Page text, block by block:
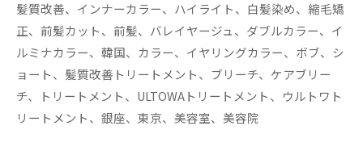
髪質改善、インナーカラー、ハイライト、白髪染め、縮毛矯
正、前髪カット、前髪、バレイヤージュ、ダブルカラー、イ
ルミナカラー、韓国、カラー、イヤリングカラー、ボブ、シ
ョート、髪質改善トリートメント、ブリーチ、ケアブリー
チ、トリートメント、ULTOWAトリートメント、ウルトワト
リートメント、銀座、東京、美容室、美容院